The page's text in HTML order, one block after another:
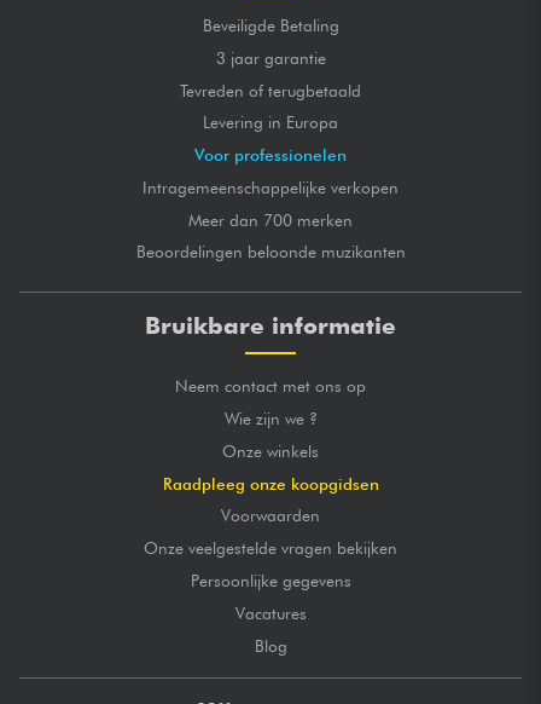
Beveiligde Betaling
3 jaar garantie
Tevreden of terugbetaald
Levering in Europa
Voor professionelen
Intragemeenschappelijke verkopen
Meer dan 700 merken
Beoordelingen beloonde muzikanten
Bruikbare informatie
Neem contact met ons op
Wie zijn we ?
Onze winkels
Raadpleeg onze koopgidsen
Voorwaarden
Onze veelgestelde vragen bekijken
Persoonlijke gegevens
Vacatures
Blog